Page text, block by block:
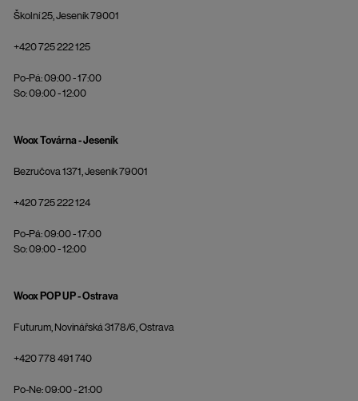
Školní 25, Jeseník 79001
+420 725 222 125
Po-Pá: 09:00 - 17:00
So: 09:00 - 12:00
Woox Továrna - Jeseník
Bezručova 1371, Jeseník 79001
+420 725 222 124
Po-Pá: 09:00 - 17:00
So: 09:00 - 12:00
Woox POP UP - Ostrava
Futurum, Novinářská 3178/6, Ostrava
+420 778 491 740
Po-Ne: 09:00 - 21:00